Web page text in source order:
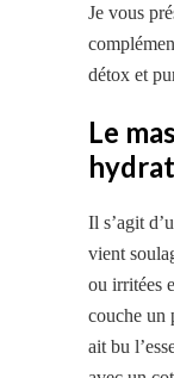
Je vous
détox et
Le
Il s’agit
vient
ou irritées
couche un
ait bu